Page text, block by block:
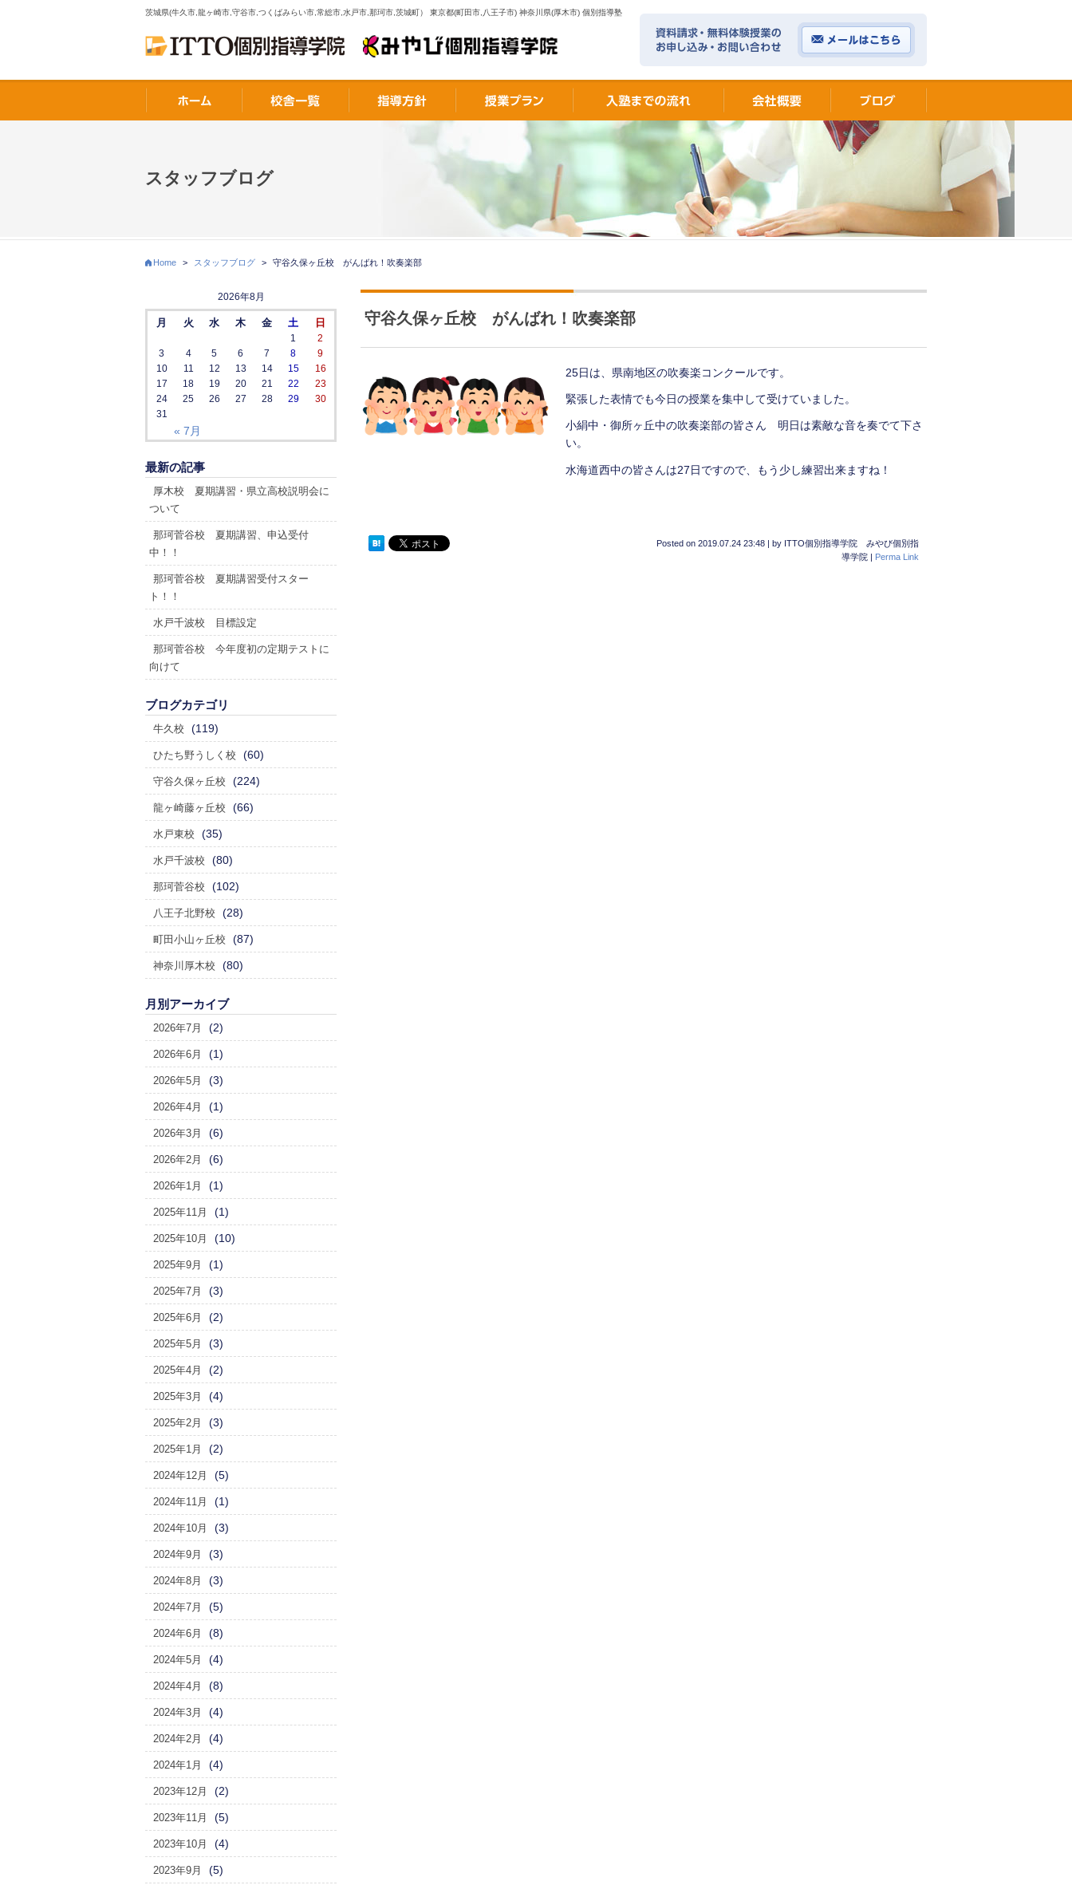
茨城県(牛久市,龍ヶ崎市,守谷市,つくばみらい市,常総市,水戸市,那珂市,茨城町） 東京都(町田市,八王子市) 神奈川県(厚木市) 個別指導塾
スタッフブログ
Home > スタッフブログ > 守谷久保ヶ丘校 がんばれ！吹奏楽部
守谷久保ヶ丘校 がんばれ！吹奏楽部
25日は、県南地区の吹奏楽コンクールです。
緊張した表情でも今日の授業を集中して受けていました。
小絹中・御所ヶ丘中の吹奏楽部の皆さん 明日は素敵な音を奏でて下さ
い。
水海道西中の皆さんは27日ですので、もう少し練習出来ますね！
Posted on 2019.07.24 23:48 | by ITTO個別指導学院 みやび個別指
導学院 | Perma Link
2026年8月
月 火 水 木 金 土 日
« 7月
1
2
3
4 5 6 7 8
9
10
11 12 13 14 15
16
17
18 19 20 21 22
23
24
25 26 27 28 29
30
31
最新の記事
厚木校 夏期講習・県立高校説明会に
ついて
那珂菅谷校 夏期講習、申込受付
中！！
那珂菅谷校 夏期講習受付スター
ト！！
水戸千波校 目標設定
那珂菅谷校 今年度初の定期テストに
向けて
ブログカテゴリ
牛久校 (119)
ひたち野うしく校 (60)
守谷久保ヶ丘校 (224)
龍ヶ崎藤ヶ丘校 (66)
水戸東校 (35)
水戸千波校 (80)
那珂菅谷校 (102)
八王子北野校 (28)
町田小山ヶ丘校 (87)
神奈川厚木校 (80)
月別アーカイブ
2026年7月 (2)
2026年6月 (1)
2026年5月 (3)
2026年4月 (1)
2026年3月 (6)
2026年2月 (6)
2026年1月 (1)
2025年11月 (1)
2025年10月 (10)
2025年9月 (1)
2025年7月 (3)
2025年6月 (2)
2025年5月 (3)
2025年4月 (2)
2025年3月 (4)
2025年2月 (3)
2025年1月 (2)
2024年12月 (5)
2024年11月 (1)
2024年10月 (3)
2024年9月 (3)
2024年8月 (3)
2024年7月 (5)
2024年6月 (8)
2024年5月 (4)
2024年4月 (8)
2024年3月 (4)
2024年2月 (4)
2024年1月 (4)
2023年12月 (2)
2023年11月 (5)
2023年10月 (4)
2023年9月 (5)